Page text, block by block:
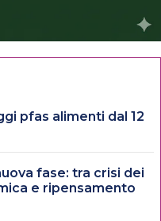
pfas alimenti dal 12
fase: tra crisi dei
e ripensamento